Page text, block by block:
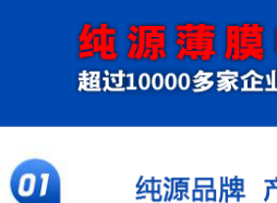
浙江华尔特机电股份有限公
司